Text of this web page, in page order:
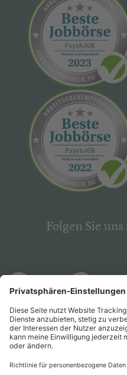
Folgen Sie
PsychJOB PsychJOB